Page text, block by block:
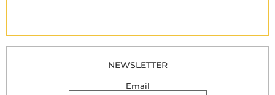
NEWSLETTER
Email